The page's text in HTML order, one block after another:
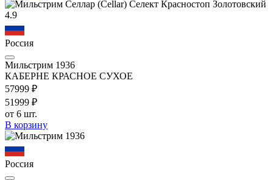
4.9
Россия
Мильстрим 1936
КАБЕРНЕ КРАСНОЕ СУХОЕ
57999 ₽
51999 ₽
от 6 шт.
В корзину
Россия